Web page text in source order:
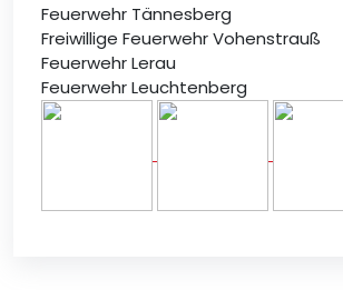
Feuerwehr Tännesberg
Freiwillige Feuerwehr Vohenstrauß
Feuerwehr Lerau
Feuerwehr Leuchtenberg